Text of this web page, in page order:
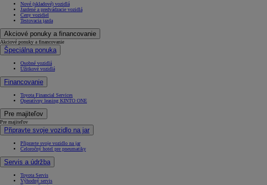
Nové (skladové) vozidlá
Jazdené a predvádzacie vozidlá
Ceny vozidiel
Testovacia jazda
Akciové ponuky a financovanie
Akciové ponuky a financovanie
Špeciálna ponuka
Osobné vozidlá
Úžitkové vozidlá
Financovanie
Toyota Financial Services
Operatívny leasing KINTO ONE
Pre majiteľov
Pre majiteľov
Připravte svoje vozidlo na jar
Připravte svoje vozidlo na jar
Celoročný hotel pre pneumatiky
Servis a údržba
Toyota Servis
Výhodný servis